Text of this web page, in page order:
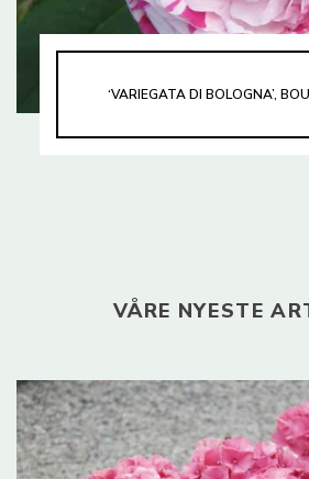
‘VARIEGATA DI BOLOGNA’,
VÅRE NYESTE